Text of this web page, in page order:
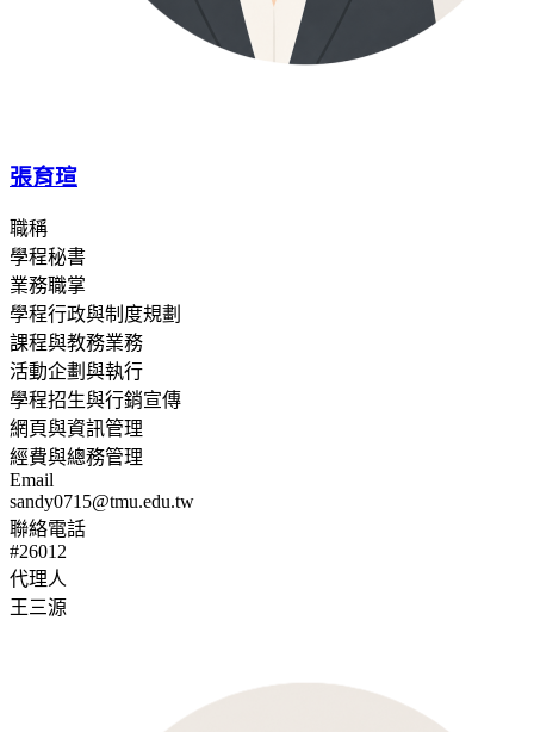
張育瑄
職稱
學程秘書
業務職掌
學程行政與制度規劃
課程與教務業務
活動企劃與執行
學程招生與行銷宣傳
網頁與資訊管理
經費與總務管理
Email
sandy0715@tmu.edu.tw
聯絡電話
#26012
代理人
王三源